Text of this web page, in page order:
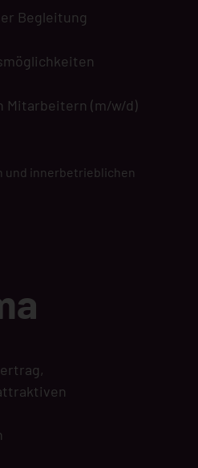
Begleitung
Mitarbeitern (m/w/d)
und innerbetrieblichen